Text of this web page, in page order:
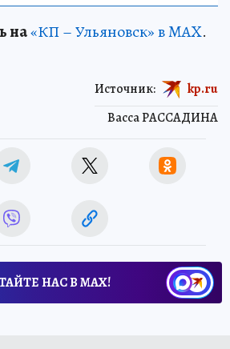
на«КП – Ульяновск» в MAX.
Васса РАССАДИНА
Источник: kp.ru
НАС В МАХ!